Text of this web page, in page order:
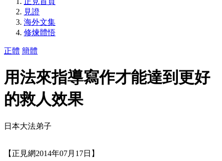
見證
海外文集
修煉體悟
正體 簡體
用法來指導寫作才能達到更好
的救人效果
日本大法弟子
【正見網2014年07月17日】